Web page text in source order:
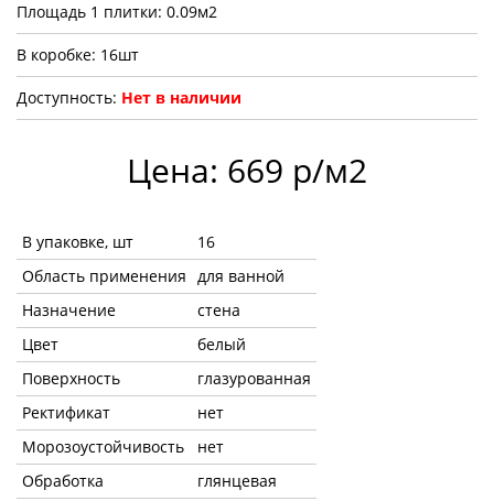
Площадь 1 плитки: 0.09м2
В коробке: 16шт
Доступность: Нет в наличии
Цена: 669 р/м2
В упаковке, шт
16
Область применения для ванной
Назначение
стена
Цвет
белый
Поверхность
глазурованная
Ректификат
нет
Морозоустойчивость
нет
Обработка
глянцевая